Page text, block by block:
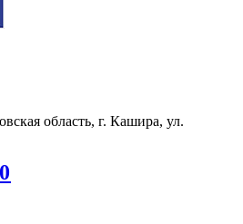
область, г. Кашира, ул.